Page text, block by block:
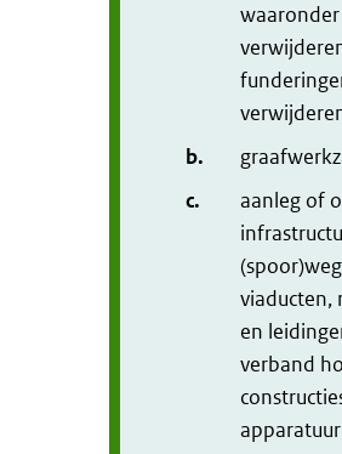
b.
c.
aanleg of
viaducten,
en
verband